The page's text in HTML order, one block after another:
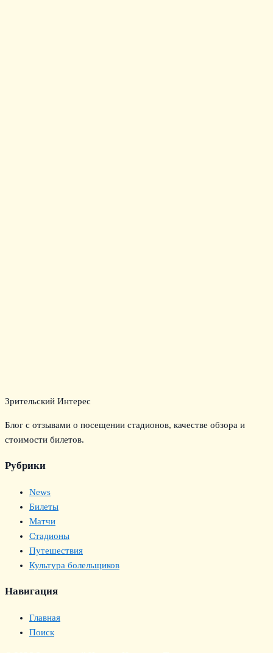
Зрительский Интерес
Блог с отзывами о посещении стадионов, качестве обзора и
стоимости билетов.
Рубрики
News
Билеты
Матчи
Стадионы
Путешествия
Культура болельщиков
Навигация
Главная
Поиск